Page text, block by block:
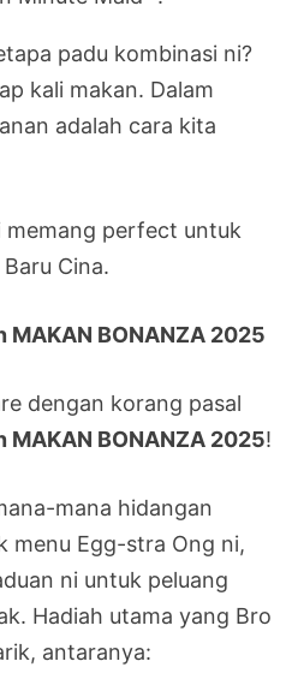
padu kombinasi ni?
kali makan. Dalam
adalah cara kita
memang perfect untuk
Cina.
BONANZA 2025
dengan korang pasal
BONANZA 2025!
mana hidangan
menu Egg-stra Ong ni,
ni untuk peluang
Hadiah utama yang Bro
antaranya: